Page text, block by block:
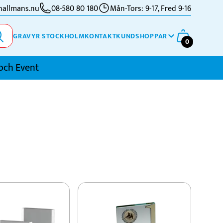
08-580 80 180 Mån-Tors: 9-17, Fred 9-16
GRAVYR STOCKHOLMKONTAKTKUNDSHOPPAR 0
Sporter
Event